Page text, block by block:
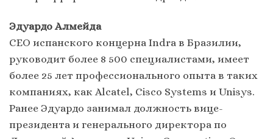
Эдуардо Алмейда
CEO испанского концерна Indra в Бразилии,
руководит более 8 500 специалистами, имеет
более 25 лет профессионального опыта в таких
компаниях, как Alcatel, Cisco Systems и Unisys.
Ранее Эдуардо занимал должность вице-
президента и генерального директора по